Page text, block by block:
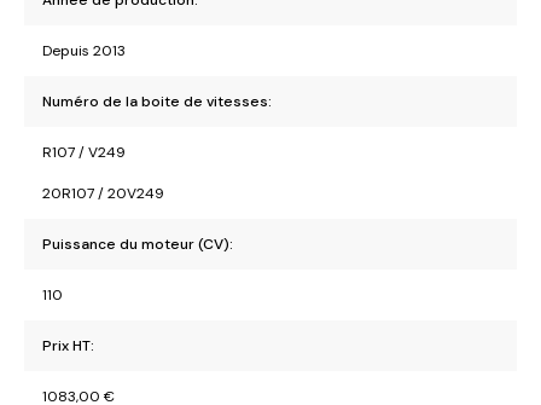
Depuis 2013
Numéro de la boite de vitesses:
R107 / V249
20R107 / 20V249
Puissance du moteur (CV):
110
Prix HT:
1083,00 €